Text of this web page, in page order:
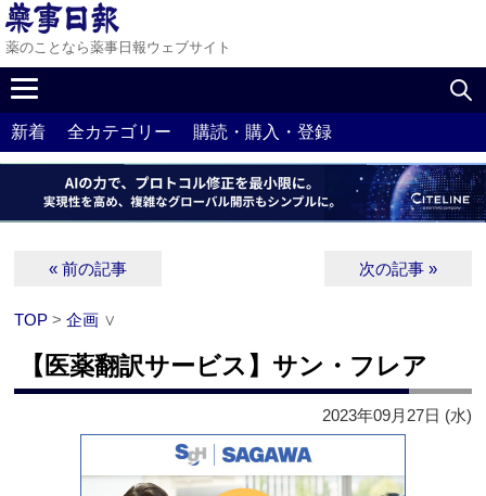
薬のことなら薬事日報ウェブサイト
新着 全カテゴリー 購読・購入・登録
« 前の記事 次の記事 »
TOP >企画 ∨
【医薬翻訳サービス】サン・フレア
2023年09月27日 (水)